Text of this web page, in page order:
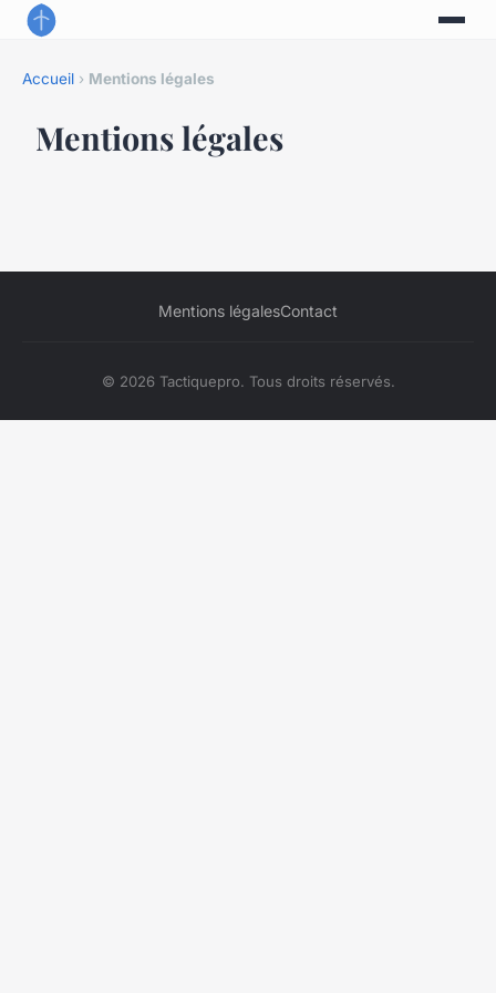
Accueil › Mentions légales
Mentions légales
Mentions légalesContact
© 2026 Tactiquepro. Tous droits réservés.